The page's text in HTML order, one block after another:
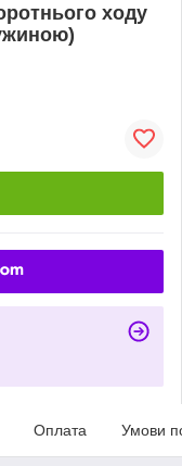
ходу
Оплата Умови